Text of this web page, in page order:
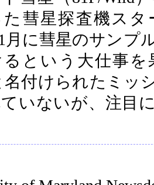
た彗星探査機ス
月に彗星のサンプ
という大仕事
名付けられたミッ
いないが、注目